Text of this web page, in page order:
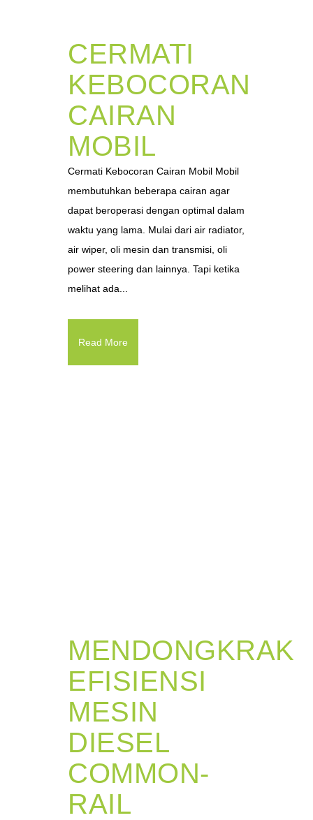
CERMATI
KEBOCORAN
CAIRAN
MOBIL
Cermati Kebocoran Cairan Mobil Mobil
membutuhkan beberapa cairan agar
dapat beroperasi dengan optimal dalam
waktu yang lama. Mulai dari air radiator,
air wiper, oli mesin dan transmisi, oli
power steering dan lainnya. Tapi ketika
melihat ada...
Read More
MENDONGKRAK
EFISIENSI
MESIN
DIESEL
COMMON-
RAIL